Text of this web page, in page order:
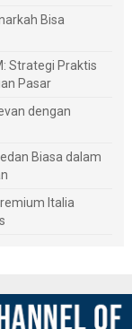
Bisa
Strategi Praktis
Pasar
dengan
Biasa dalam
Italia